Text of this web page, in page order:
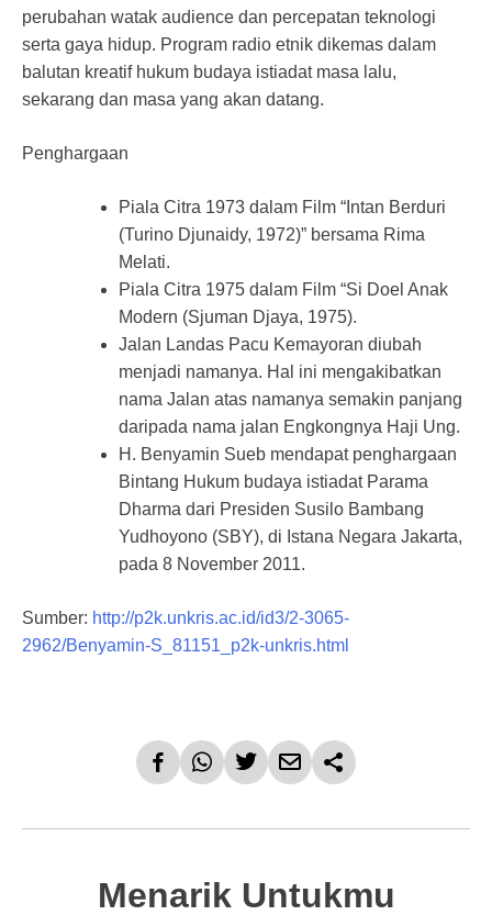
perubahan watak audience dan percepatan teknologi
serta gaya hidup. Program radio etnik dikemas dalam
balutan kreatif hukum budaya istiadat masa lalu,
sekarang dan masa yang akan datang.
Penghargaan
Piala Citra 1973 dalam Film “Intan Berduri
(Turino Djunaidy, 1972)” bersama Rima
Melati.
Piala Citra 1975 dalam Film “Si Doel Anak
Modern (Sjuman Djaya, 1975).
Jalan Landas Pacu Kemayoran diubah
menjadi namanya. Hal ini mengakibatkan
nama Jalan atas namanya semakin panjang
daripada nama jalan Engkongnya Haji Ung.
H. Benyamin Sueb mendapat penghargaan
Bintang Hukum budaya istiadat Parama
Dharma dari Presiden Susilo Bambang
Yudhoyono (SBY), di Istana Negara Jakarta,
pada 8 November 2011.
Sumber: http://p2k.unkris.ac.id/id3/2-3065-
2962/Benyamin-S_81151_p2k-unkris.html
Menarik Untukmu